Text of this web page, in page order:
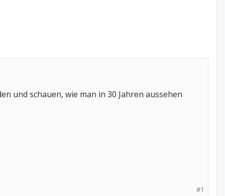
und schauen, wie man in 30 Jahren aussehen
#1